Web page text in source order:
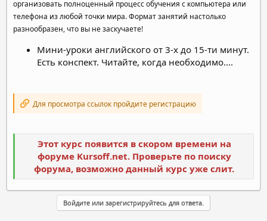
организовать полноценный процесс обучения с компьютера или
телефона из любой точки мира. Формат занятий настолько
разнообразен, что вы не заскучаете!
Мини-уроки английского от 3-х до 15-ти минут.
Есть конспект. Читайте, когда необходимо....
Для просмотра ссылок пройдите регистрацию
Этот курс появится в скором времени на
форуме Kursoff.net. Проверьте по поиску
форума, возможно данный курс уже слит.
Войдите или зарегистрируйтесь для ответа.